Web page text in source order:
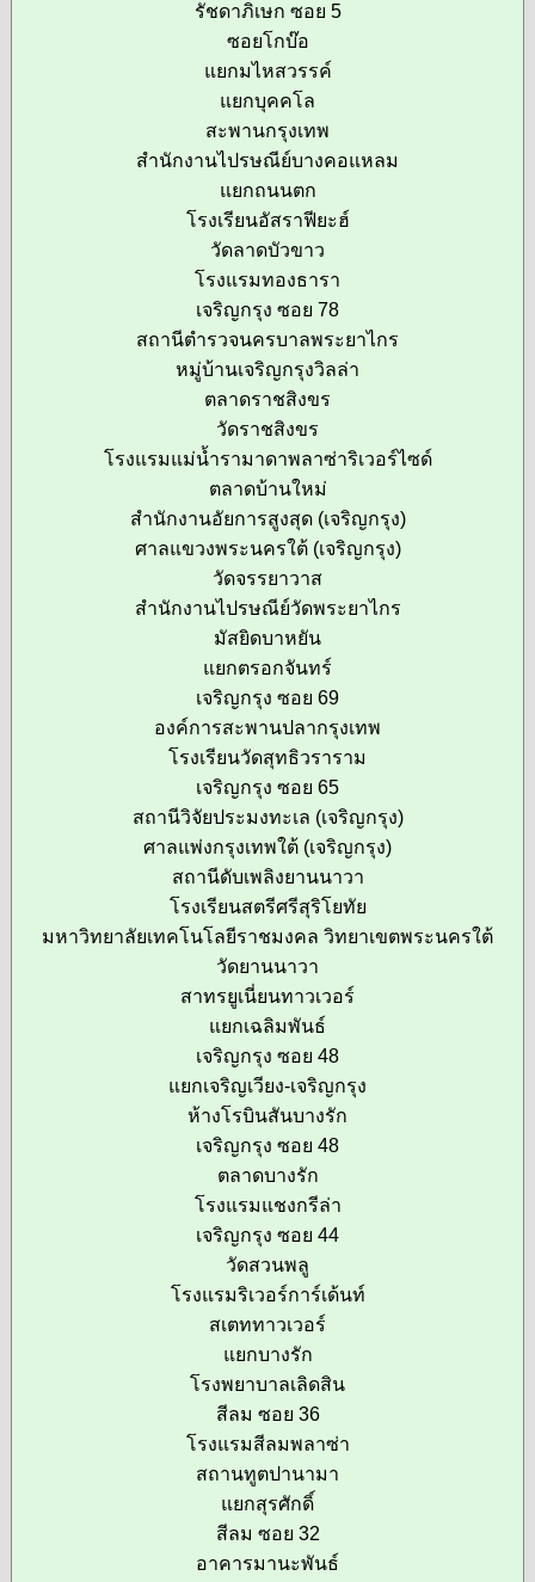
รัชดาภิเษก ซอย 5
ซอยโกบ๊อ
แยกมไหสวรรค์
แยกบุคคโล
สะพานกรุงเทพ
สำนักงานไปรษณีย์บางคอแหลม
แยกถนนตก
โรงเรียนอัสราฟียะฮ์
วัดลาดบัวขาว
โรงแรมทองธารา
เจริญกรุง ซอย 78
สถานีตำรวจนครบาลพระยาไกร
หมู่บ้านเจริญกรุงวิลล่า
ตลาดราชสิงขร
วัดราชสิงขร
โรงแรมแม่น้ำรามาดาพลาซ่าริเวอร์ไซด์
ตลาดบ้านใหม่
สำนักงานอัยการสูงสุด (เจริญกรุง)
ศาลแขวงพระนครใต้ (เจริญกรุง)
วัดจรรยาวาส
สำนักงานไปรษณีย์วัดพระยาไกร
มัสยิดบาหยัน
แยกตรอกจันทร์
เจริญกรุง ซอย 69
องค์การสะพานปลากรุงเทพ
โรงเรียนวัดสุทธิวราราม
เจริญกรุง ซอย 65
สถานีวิจัยประมงทะเล (เจริญกรุง)
ศาลแพ่งกรุงเทพใต้ (เจริญกรุง)
สถานีดับเพลิงยานนาวา
โรงเรียนสตรีศรีสุริโยทัย
มหาวิทยาลัยเทคโนโลยีราชมงคล วิทยาเขตพระนครใต้
วัดยานนาวา
สาทรยูเนี่ยนทาวเวอร์
แยกเฉลิมพันธ์
เจริญกรุง ซอย 48
แยกเจริญเวียง-เจริญกรุง
ห้างโรบินสันบางรัก
เจริญกรุง ซอย 48
ตลาดบางรัก
โรงแรมแชงกรีล่า
เจริญกรุง ซอย 44
วัดสวนพลู
โรงแรมริเวอร์การ์เด้นท์
สเตททาวเวอร์
แยกบางรัก
โรงพยาบาลเลิดสิน
สีลม ซอย 36
โรงแรมสีลมพลาซ่า
สถานทูตปานามา
แยกสุรศักดิ์
สีลม ซอย 32
อาคารมานะพันธ์